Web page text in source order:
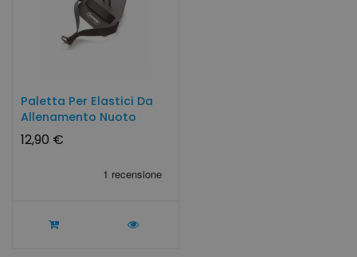
Paletta Per Elastici Da
Allenamento Nuoto
12,90 €